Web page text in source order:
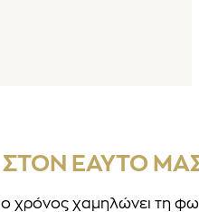
ΣΤΟΝ ΕΑΥΤΌ
χρόνος χαμηλώνει τη